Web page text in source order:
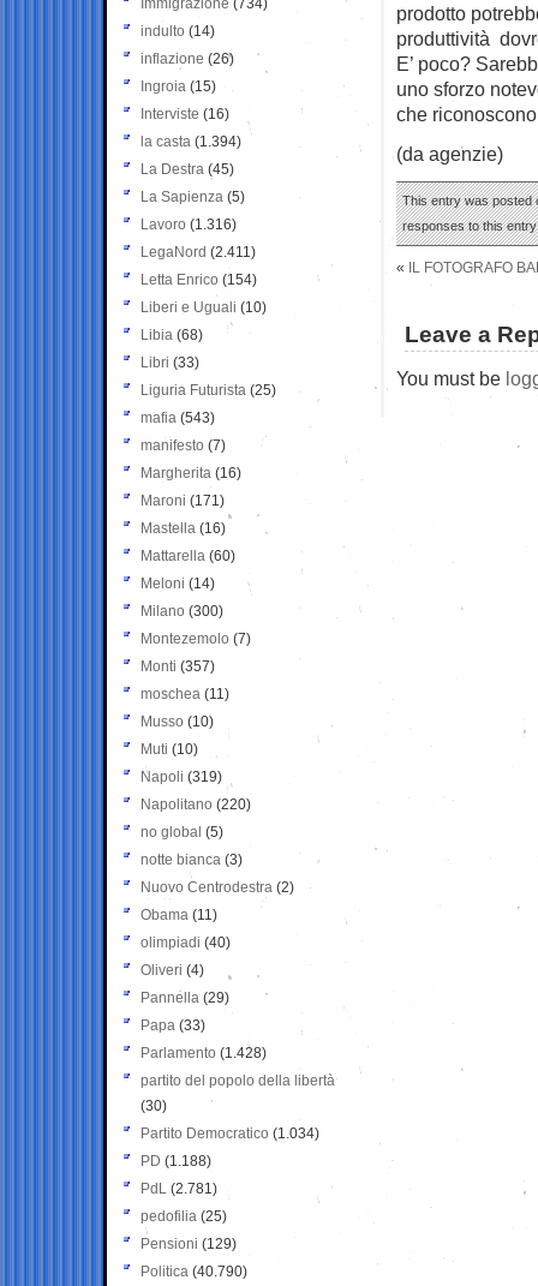
prodotto
produttività
E’ poco?
uno sforzo
che
(da agenzie)
This entry was posted
responses to this
« IL FOTOGRAFO
Leave a
You must be
Immigrazione (734)
indulto (14)
inflazione (26)
Ingroia (15)
Interviste (16)
la casta (1.394)
La Destra (45)
La Sapienza (5)
Lavoro (1.316)
LegaNord (2.411)
Letta Enrico (154)
Liberi e Uguali (10)
Libia (68)
Libri (33)
Liguria Futurista (25)
mafia (543)
manifesto (7)
Margherita (16)
Maroni (171)
Mastella (16)
Mattarella (60)
Meloni (14)
Milano (300)
Montezemolo (7)
Monti (357)
moschea (11)
Musso (10)
Muti (10)
Napoli (319)
Napolitano (220)
no global (5)
notte bianca (3)
Nuovo Centrodestra (2)
Obama (11)
olimpiadi (40)
Oliveri (4)
Pannella (29)
Papa (33)
Parlamento (1.428)
partito del popolo della libertà
(30)
Partito Democratico (1.034)
PD (1.188)
PdL (2.781)
pedofilia (25)
Pensioni (129)
Politica (40.790)